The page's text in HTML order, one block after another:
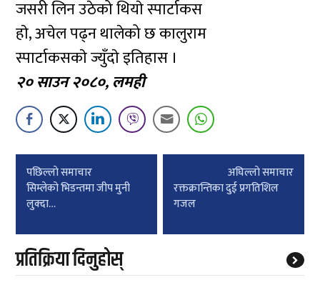
जसरी लिन उठेको थियाे स्पार्टाकस
हाे, अचेल पढ्न थालेको छ कालुराम
स्पार्टाकसकाे ज्युँदाे इतिहास ।
२० साउन २०८०, लमही
Post
navigation
पछिल्लाे समाचार
सिम्लेको भिडन्तमा जीप मुनी
लुक्दा…
अघिल्लाे समाचार
रक्तक्रान्तिका दुई प्रगतिशिल
गजल
प्रतिक्रिया दिनुहोस्